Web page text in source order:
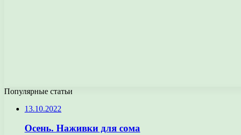
Популярные статьи
13.10.2022
Осень. Наживки для сома